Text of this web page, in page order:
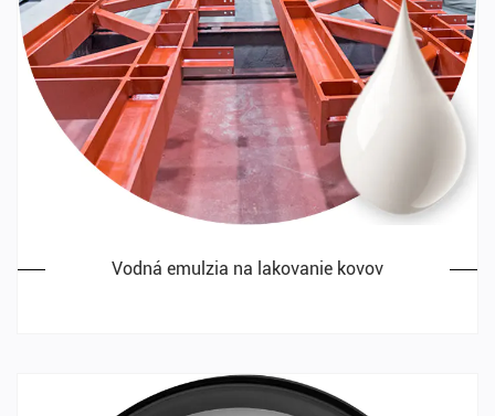
Vodná emulzia na lakovanie kovov